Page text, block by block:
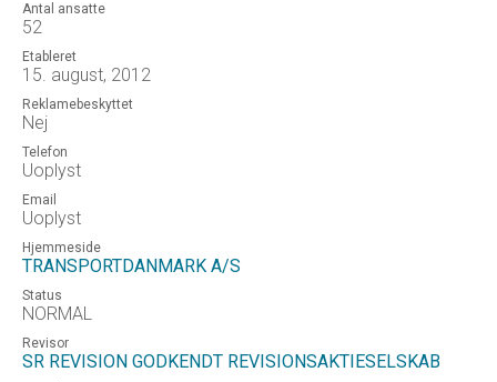
Antal ansatte
52
Etableret
15. august, 2012
Reklamebeskyttet
Nej
Telefon
Uoplyst
Email
Uoplyst
Hjemmeside
TRANSPORTDANMARK A/S
Status
NORMAL
Revisor
SR REVISION GODKENDT REVISIONSAKTIESELSKAB